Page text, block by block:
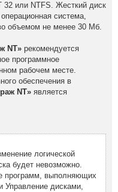
32 или NTFS. Жесткий диск
система,
объемом не менее 30 Мб.
NT» рекомендуется
программное
рабочем месте.
обеспечения в
NT» является
логической
будет невозможно.
программ, выполняющих
Управление дисками,